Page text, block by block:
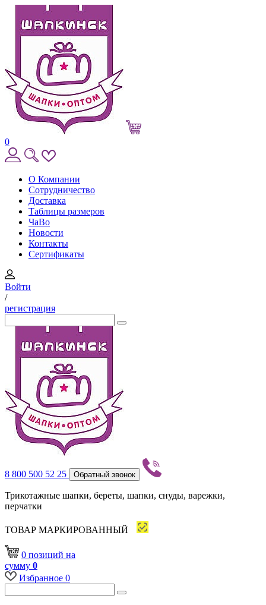
0
О Компании
Сотрудничество
Доставка
Таблицы размеров
ЧаВо
Новости
Контакты
Сертификаты
Войти
/
регистрация
8 800 500 52 25 Обратный звонок
Трикотажные шапки, береты, шапки, снуды, варежки,
перчатки
ТОВАР МАРКИРОВАННЫЙ
0 позиций на
сумму 0
Избранное 0